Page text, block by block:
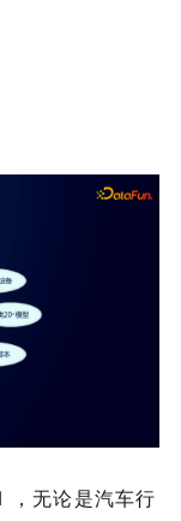
无论是汽车行